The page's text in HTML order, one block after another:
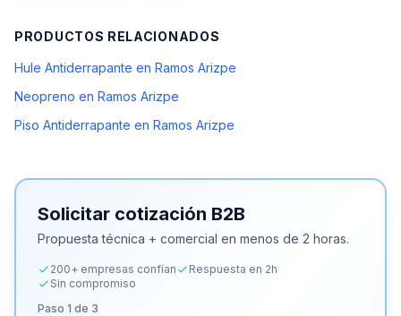
PRODUCTOS RELACIONADOS
Hule Antiderrapante en Ramos Arizpe
Neopreno en Ramos Arizpe
Piso Antiderrapante en Ramos Arizpe
Solicitar cotización B2B
Propuesta técnica + comercial en menos de 2 horas.
200+ empresas confían
Respuesta en 2h
Sin compromiso
Paso 1 de 3